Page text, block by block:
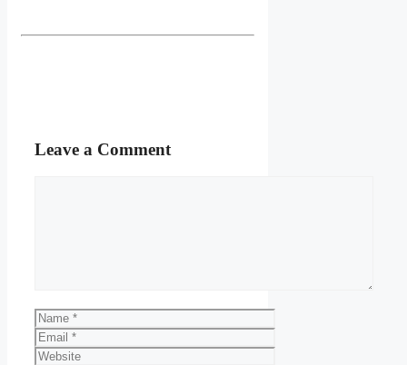
Leave a Comment
Name
Email
Website